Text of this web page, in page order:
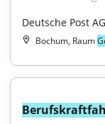
Deutsche Post AG
Bochum, Raum